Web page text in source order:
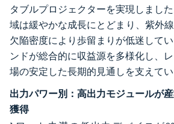
タブルプロジェクターを実現しまし
域は緩やかな成長にとどまり、紫外
欠陥密度により歩留まりが低迷して
ンドが総合的に収益源を多様化し、
場の安定した長期的見通しを支えてい
出力パワー別：高出力モジュールが
獲得